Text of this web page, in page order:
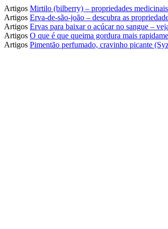
Artigos Mirtilo (bilberry) – propriedades
Artigos Erva-de-são-joão – descubra as
Artigos Ervas para baixar o açúcar no sangue –
Artigos O que é que queima gordura mais
Artigos Pimentão perfumado, cravinho picante